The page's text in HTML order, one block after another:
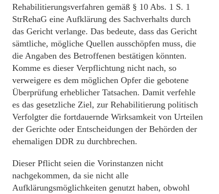
Rehabilitierungsverfahren gemäß § 10 Abs. 1 S. 1
StrRehaG eine Aufklärung des Sachverhalts durch
das Gericht verlange. Das bedeute, dass das Gericht
sämtliche, mögliche Quellen ausschöpfen muss, die
die Angaben des Betroffenen bestätigen könnten.
Komme es dieser Verpflichtung nicht nach, so
verweigere es dem möglichen Opfer die gebotene
Überprüfung erheblicher Tatsachen. Damit verfehle
es das gesetzliche Ziel, zur Rehabilitierung politisch
Verfolgter die fortdauernde Wirksamkeit von Urteilen
der Gerichte oder Entscheidungen der Behörden der
ehemaligen DDR zu durchbrechen.
Dieser Pflicht seien die Vorinstanzen nicht
nachgekommen, da sie nicht alle
Aufklärungsmöglichkeiten genutzt haben, obwohl